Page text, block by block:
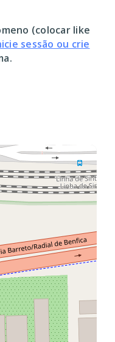
(colocar like
sessão ou crie